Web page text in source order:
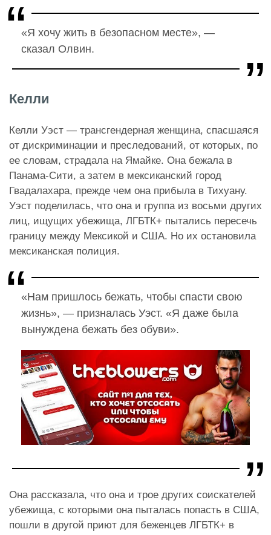
«Я хочу жить в безопасном месте», —
сказал Олвин.
Келли
Келли Уэст — трансгендерная женщина, спасшаяся
от дискриминации и преследований, от которых, по
ее словам, страдала на Ямайке. Она бежала в
Панама-Сити, а затем в мексиканский город
Гвадалахара, прежде чем она прибыла в Тихуану.
Уэст поделилась, что она и группа из восьми других
лиц, ищущих убежища, ЛГБТК+ пытались пересечь
границу между Мексикой и США. Но их остановила
мексиканская полиция.
«Нам пришлось бежать, чтобы спасти свою
жизнь», — призналась Уэст. «Я даже была
вынуждена бежать без обуви».
Она рассказала, что она и трое других соискателей
убежища, с которыми она пыталась попасть в США,
пошли в другой приют для беженцев ЛГБТК+ в